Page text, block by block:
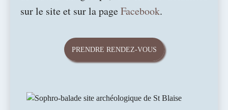
sur le site et sur la pageFacebook.
PRENDRE RENDEZ-VOUS